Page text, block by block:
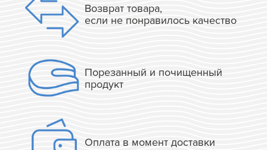
Возврат товара,
если не понравилось качество
Порезанный и почищенный
продукт
Оплата в момент доставки